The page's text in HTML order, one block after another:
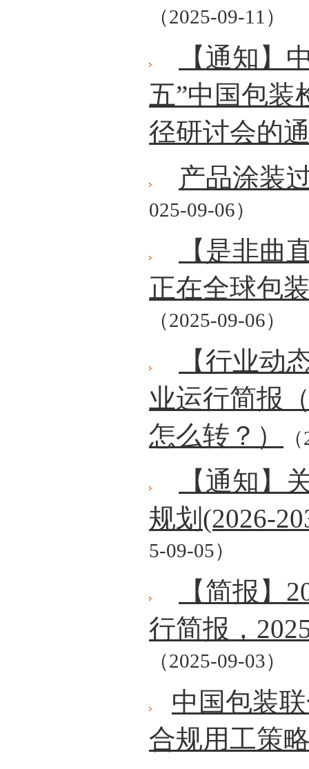
（2025-09-11）
【通知】
五”中国包装
径研讨会的
产品涂装
025-09-06）
【是非曲
正在全球包
（2025-09-06）
【行业动
业运行简报
怎么转？）
【通知】
规划(2026-
5-09-05）
【简报】
行简报，
（2025-09-03）
中国包装
合规用工策